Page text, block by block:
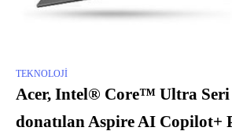
TEKNOLOJI
Acer, Intel® Core™ Ultra Seri
donatılan Aspire AI Copilot+